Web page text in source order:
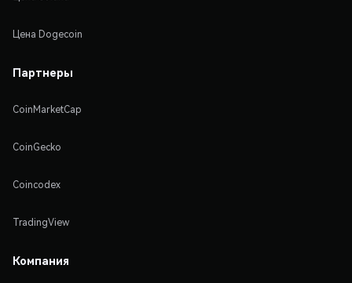
Цена Dogecoin
Партнеры
CoinMarketCap
CoinGecko
Coincodex
TradingView
Компания